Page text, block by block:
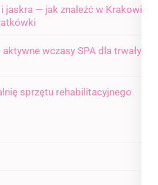
— jak znaleźć w Krakowie
wczasy SPA dla trwałych
sprzętu rehabilitacyjnego